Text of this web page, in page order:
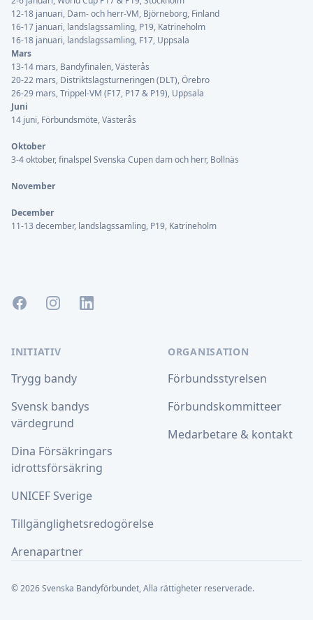
12-18 januari, Dam- och herr-VM, Björneborg, Finland
16-17 januari, landslagssamling, P19, Katrineholm
16-18 januari, landslagssamling, F17, Uppsala
Mars
13-14 mars, Bandyfinalen, Västerås
20-22 mars, Distriktslagsturneringen (DLT), Örebro
26-29 mars, Trippel-VM (F17, P17 & P19), Uppsala
Juni
14 juni, Förbundsmöte, Västerås
Oktober
3-4 oktober, finalspel Svenska Cupen dam och herr, Bollnäs
November
December
11-13 december, landslagssamling, P19, Katrineholm
FacebookInstagramLinkedIn
INITIATIV
Trygg bandy
Svensk bandys
värdegrund
Dina Försäkringars
idrottsförsäkring
UNICEF Sverige
Tillgänglighetsredogörelse
Arenapartner
ORGANISATION
Förbundsstyrelsen
Förbundskommitteer
Medarbetare & kontakt
© 2026 Svenska Bandyförbundet, Alla rättigheter reserverade.